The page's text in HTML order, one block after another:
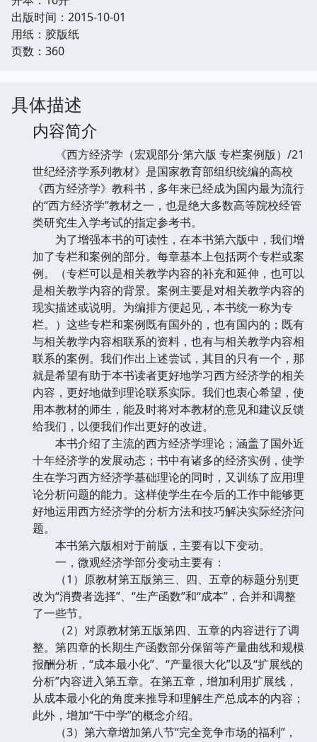
出版时间：2015-10-01
用纸：胶版纸
页数：360
具体描述
内容简介
《西方经济学（宏观部分·第六版 专栏案例版）/21
世纪经济学系列教材》是国家教育部组织统编的高校
《西方经济学》教科书，多年来已经成为国内最为流行
的“西方经济学”教材之一，也是绝大多数高等院校经管
类研究生入学考试的指定参考书。
为了增强本书的可读性，在本书第六版中，我们增
加了专栏和案例的部分。每章基本上包括两个专栏或案
例。（专栏可以是相关教学内容的补充和延伸，也可以
是相关教学内容的背景。案例主要是对相关教学内容的
现实描述或说明。为编排方便起见，本书统一称为专
栏。）这些专栏和案例既有国外的，也有国内的；既有
与相关教学内容相联系的资料，也有与相关教学内容相
联系的案例。我们作出上述尝试，其目的只有一个，那
就是希望有助于本书读者更好地学习西方经济学的相关
内容，更好地做到理论联系实际。我们也衷心希望，使
用本教材的师生，能及时将对本教材的意见和建议反馈
给我们，以便我们作出更好的改进。
本书介绍了主流的西方经济学理论；涵盖了国外近
十年经济学的发展动态；书中有诸多的经济实例，使学
生在学习西方经济学基础理论的同时，又训练了应用理
论分析问题的能力。这样使学生在今后的工作中能够更
好地运用西方经济学的分析方法和技巧解决实际经济问
题。
本书第六版相对于前版，主要有以下变动。
一，微观经济学部分变动主要有：
（1）原教材第五版第三、四、五章的标题分别更
改为“消费者选择”、“生产函数”和“成本”，合并和调整
了一些节。
（2）对原教材第五版第四、五章的内容进行了调
整。第四章的长期生产函数部分保留等产量曲线和规模
报酬分析，“成本最小化”、“产量很大化”以及“扩展线的
分析”内容进入第五章。在第五章，增加利用扩展线，
从成本最小化的角度来推导和理解生产总成本的内容；
此外，增加“干中学”的概念介绍。
（3）第六章增加第八节“完全竞争市场的福利”，